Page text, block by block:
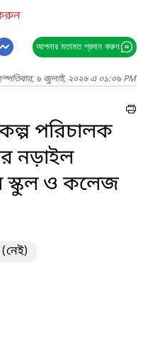
আপনার মতামত প্রদান করুন
৯ জুলাই, ২০২৬ এ ০১:০৯ PM
পরিচালক
নড়াইল
স্কুল ও কলেজ